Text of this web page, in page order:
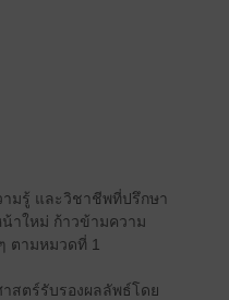
ามรู้ และวิชาชีพที่ปรึกษา
าใหม่ ก้าวข้ามความ
ตามหมวดที่ 1
สตร์รับรองผลลัพธ์โดย